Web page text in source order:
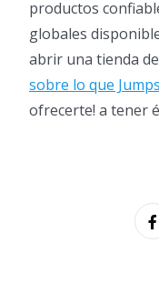
productos
globales
abrir una tienda
sobre lo que
ofrecerte! a tener